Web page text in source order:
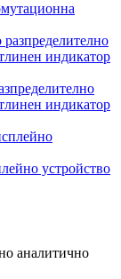
индикатор
устройство
аналитично